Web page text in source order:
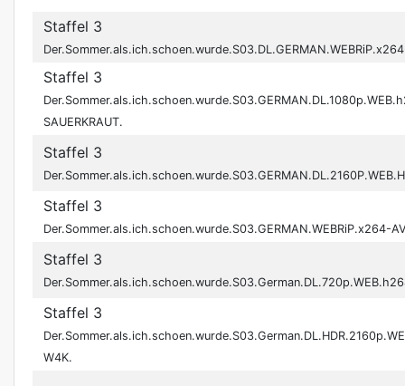
Staffel 3
Staffel 3
SAUERKRAUT.
Staffel 3
Staffel 3
Der.Sommer.als.ich.schoen.wurde.S03.GERMAN.WEBRiP.x264-
Staffel 3
Staffel 3
W4K.